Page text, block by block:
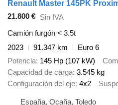
21.800 € Sin IVA
Camión furgón < 3.5t
2023
91.347 km
Euro 6
Potencia 145 Hp (107 kW)
Capacidad de carga 3.545 kg
Configuración del eje 4x2
España, Ocaña, Toledo